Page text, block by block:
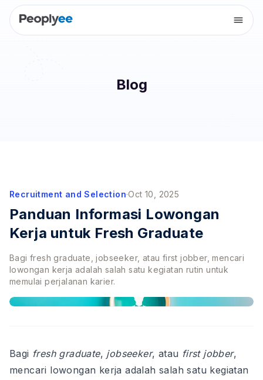
Blog
Recruitment and Selection·Oct 10, 2025
Panduan Informasi Lowongan
Kerja untuk Fresh Graduate
Bagi fresh graduate, jobseeker, atau first jobber, mencari
lowongan kerja adalah salah satu kegiatan rutin untuk
memulai perjalanan karier.
Bagi fresh graduate, jobseeker, atau first jobber,
mencari lowongan kerja adalah salah satu kegiatan